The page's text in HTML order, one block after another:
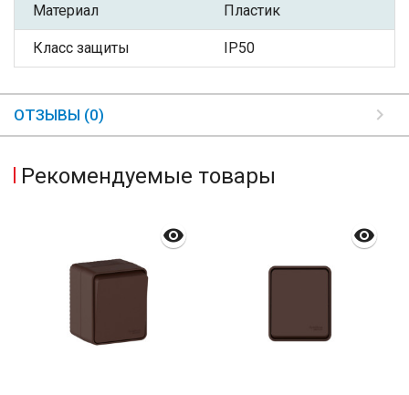
Материал Пластик
Класс защиты IP50
ОТЗЫВЫ (0)
Рекомендуемые товары